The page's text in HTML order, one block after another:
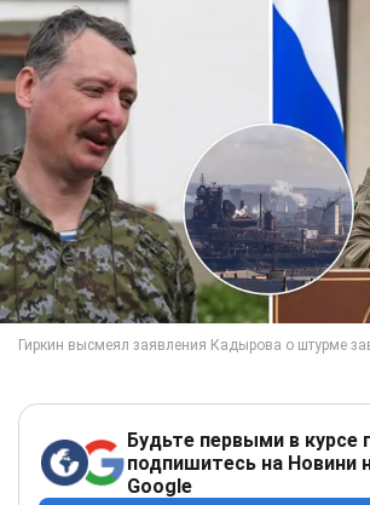
Будьте первыми в курсе
подпишитесь на Новини
Google